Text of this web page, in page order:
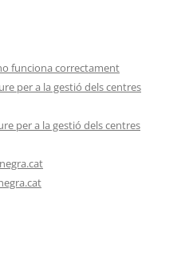
funciona correctament
per a la gestió dels centres
per a la gestió dels centres